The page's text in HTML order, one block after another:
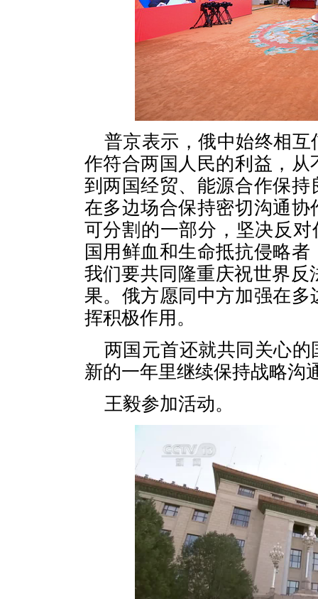
普京表示，俄中始终相
作符合两国人民的利益，
到两国经贸、能源合作保
在多边场合保持密切沟通
可分割的一部分，坚决反对
国用鲜血和生命抵抗侵略
我们要共同隆重庆祝世界
果。俄方愿同中方加强在
挥积极作用。
两国元首还就共同关心
新的一年里继续保持战略沟
王毅参加活动。